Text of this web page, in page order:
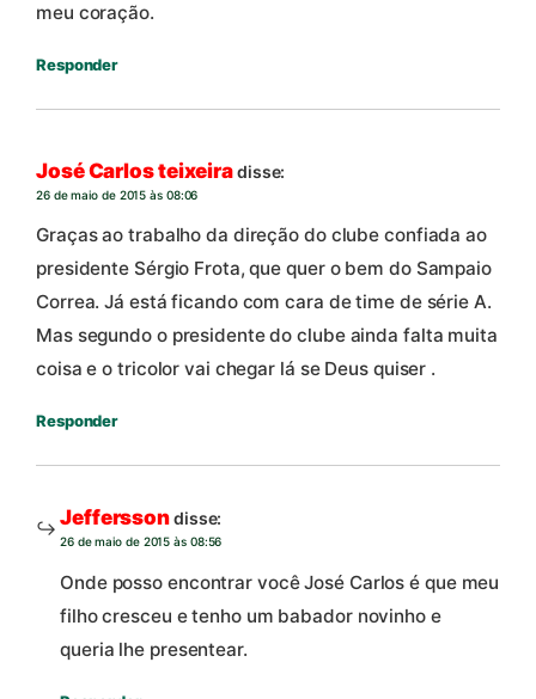
meu coração.
Responder
José Carlos teixeiradisse:
26 de maio de 2015 às 08:06
Graças ao trabalho da direção do clube confiada ao
presidente Sérgio Frota, que quer o bem do Sampaio
Correa. Já está ficando com cara de time de série A.
Mas segundo o presidente do clube ainda falta muita
coisa e o tricolor vai chegar lá se Deus quiser .
Responder
Jefferssondisse:
26 de maio de 2015 às 08:56
Onde posso encontrar você José Carlos é que meu
filho cresceu e tenho um babador novinho e
queria lhe presentear.